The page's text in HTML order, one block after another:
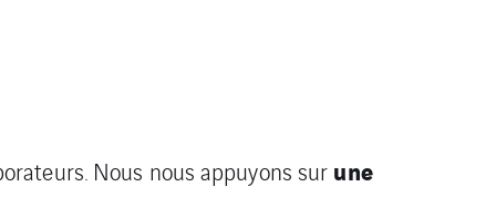
Nous nous appuyons sur une